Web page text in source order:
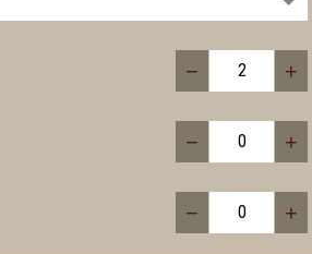
− +
− +
− +